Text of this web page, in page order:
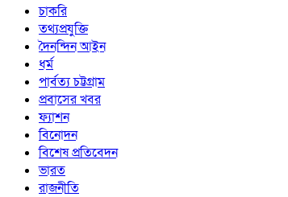
চাকরি
তথ্যপ্রযুক্তি
দৈনন্দিন আইন
ধর্ম
পার্বত্য চট্টগ্রাম
প্রবাসের খবর
ফ্যাশন
বিনোদন
বিশেষ প্রতিবেদন
ভারত
রাজনীতি